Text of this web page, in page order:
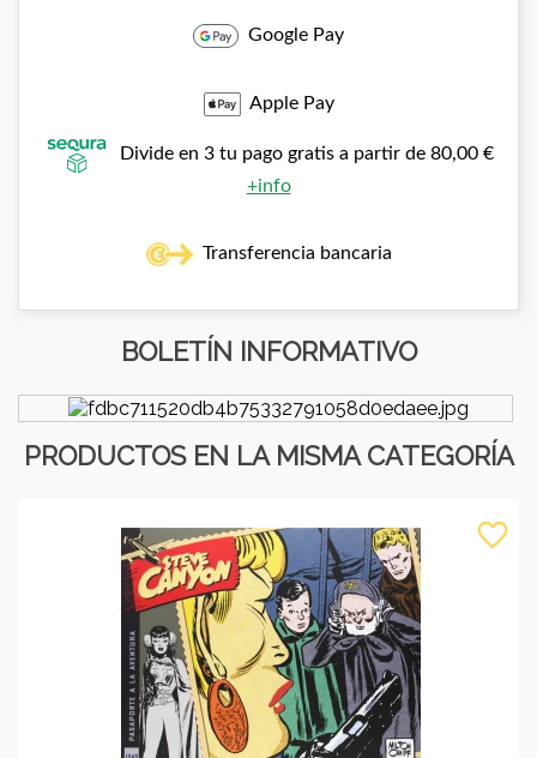
Google Pay
Apple Pay
Divide en 3 tu pago gratis a partir de 80,00 €
+info
Transferencia bancaria
BOLETÍN INFORMATIVO
PRODUCTOS EN LA MISMA CATEGORÍA
favorite_border